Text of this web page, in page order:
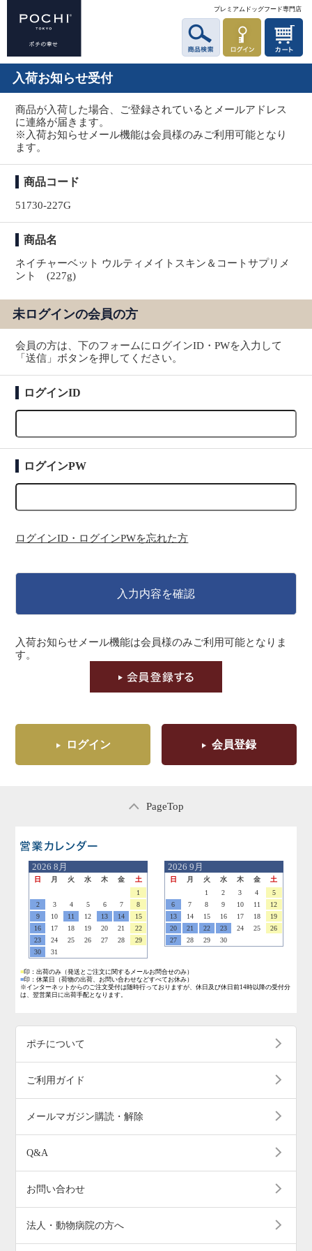
プレミアムドッグフード専門店
入荷お知らせ受付
商品が入荷した場合、ご登録されているとメールアドレス
に連絡が届きます。
※入荷お知らせメール機能は会員様のみご利用可能となり
ます。
商品コード
51730-227G
商品名
ネイチャーベット ウルティメイトスキン＆コートサプリメ
ント (227g)
未ログインの会員の方
会員の方は、下のフォームにログインID・PWを入力して
「送信」ボタンを押してください。
ログインID
ログインPW
ログインID・ログインPWを忘れた方
入力内容を確認
入荷お知らせメール機能は会員様のみご利用可能となりま
す。
ログイン 会員登録
PageTop
2026 8月
日 月 火 水 木 金
土
1
2
3 4 5 6 7
8
9
10 11 12 13 14
15
16
17 18 19 20 21
22
23
24 25 26 27 28
29
30
31
2026 9月
日 月 火 水 木 金
土
1
2 3 4
5
6
7 8 9 10 11
12
13
14 15 16 17 18
19
20
21 22 23 24 25
26
27
28 29 30
■印：出荷のみ （発送とご注文に関するメールお問合せのみ）
■印：休業日
（荷物の出荷、お問い合わせなどすべてお休み）
※インターネットからのご注文受付は随時行っておりますが、休日及び休日前14時以降の受付分
は、翌営業日に出荷手配となります。
ポチについて
ご利用ガイド
メールマガジン購読・解除
Q&A
お問い合わせ
法人・動物病院の方へ